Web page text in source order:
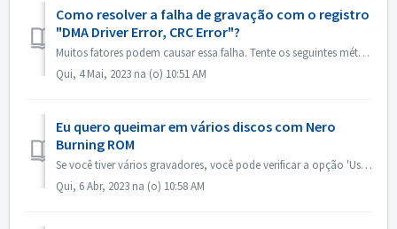
Como resolver a falha de gravação com o registro
"DMA Driver Error, CRC Error"?
Muitos fatores podem causar essa falha. Tente os seguintes métodos: 1. Troque os cabos de dados no gravador; 2. Se estiver usando um gravador de unidade de...
Qui, 4 Mai, 2023 na (o) 10:51 AM
Eu quero queimar em vários discos com Nero
Burning ROM
Se você tiver vários gravadores, você pode verificar a opção 'Use vários gravadores' na guia Queimar antes de queimar. Se você não tiver vários ...
Qui, 6 Abr, 2023 na (o) 10:58 AM